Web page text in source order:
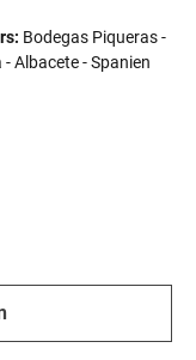
Bodegas Piqueras -
Albacete - Spanien